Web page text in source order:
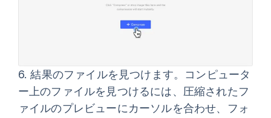
6. 結果のファイルを見つけます。コンピュータ
ー上のファイルを見つけるには、圧縮されたフ
ァイルのプレビューにカーソルを合わせ、フォ